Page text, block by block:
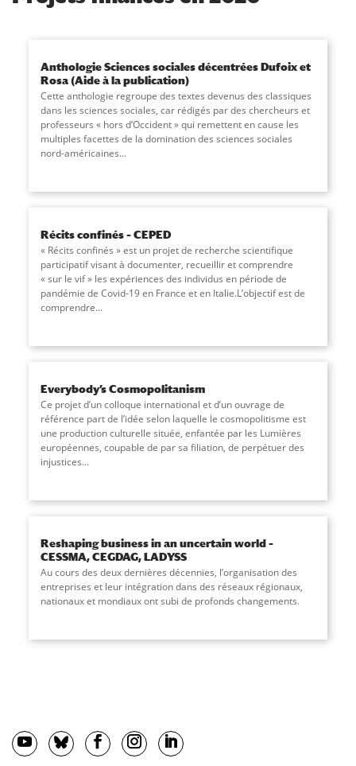
Anthologie Sciences sociales décentrées Dufoix et
Rosa (Aide à la publication)
Cette anthologie regroupe des textes devenus des classiques
dans les sciences sociales, car rédigés par des chercheurs et
professeurs « hors d’Occident » qui remettent en cause les
multiples facettes de la domination des sciences sociales
nord-américaines...
Récits confinés – CEPED
« Récits confinés » est un projet de recherche scientifique
participatif visant à documenter, recueillir et comprendre
« sur le vif » les expériences des individus en période de
pandémie de Covid-19 en France et en Italie.L’objectif est de
comprendre...
Everybody’s Cosmopolitanism
Ce projet d’un colloque international et d’un ouvrage de
référence part de l’idée selon laquelle le cosmopolitisme est
une production culturelle située, enfantée par les Lumières
européennes, coupable de par sa filiation, de perpétuer des
injustices...
Reshaping business in an uncertain world –
CESSMA, CEGDAG, LADYSS
Au cours des deux dernières décennies, l’organisation des
entreprises et leur intégration dans des réseaux régionaux,
nationaux et mondiaux ont subi de profonds changements.